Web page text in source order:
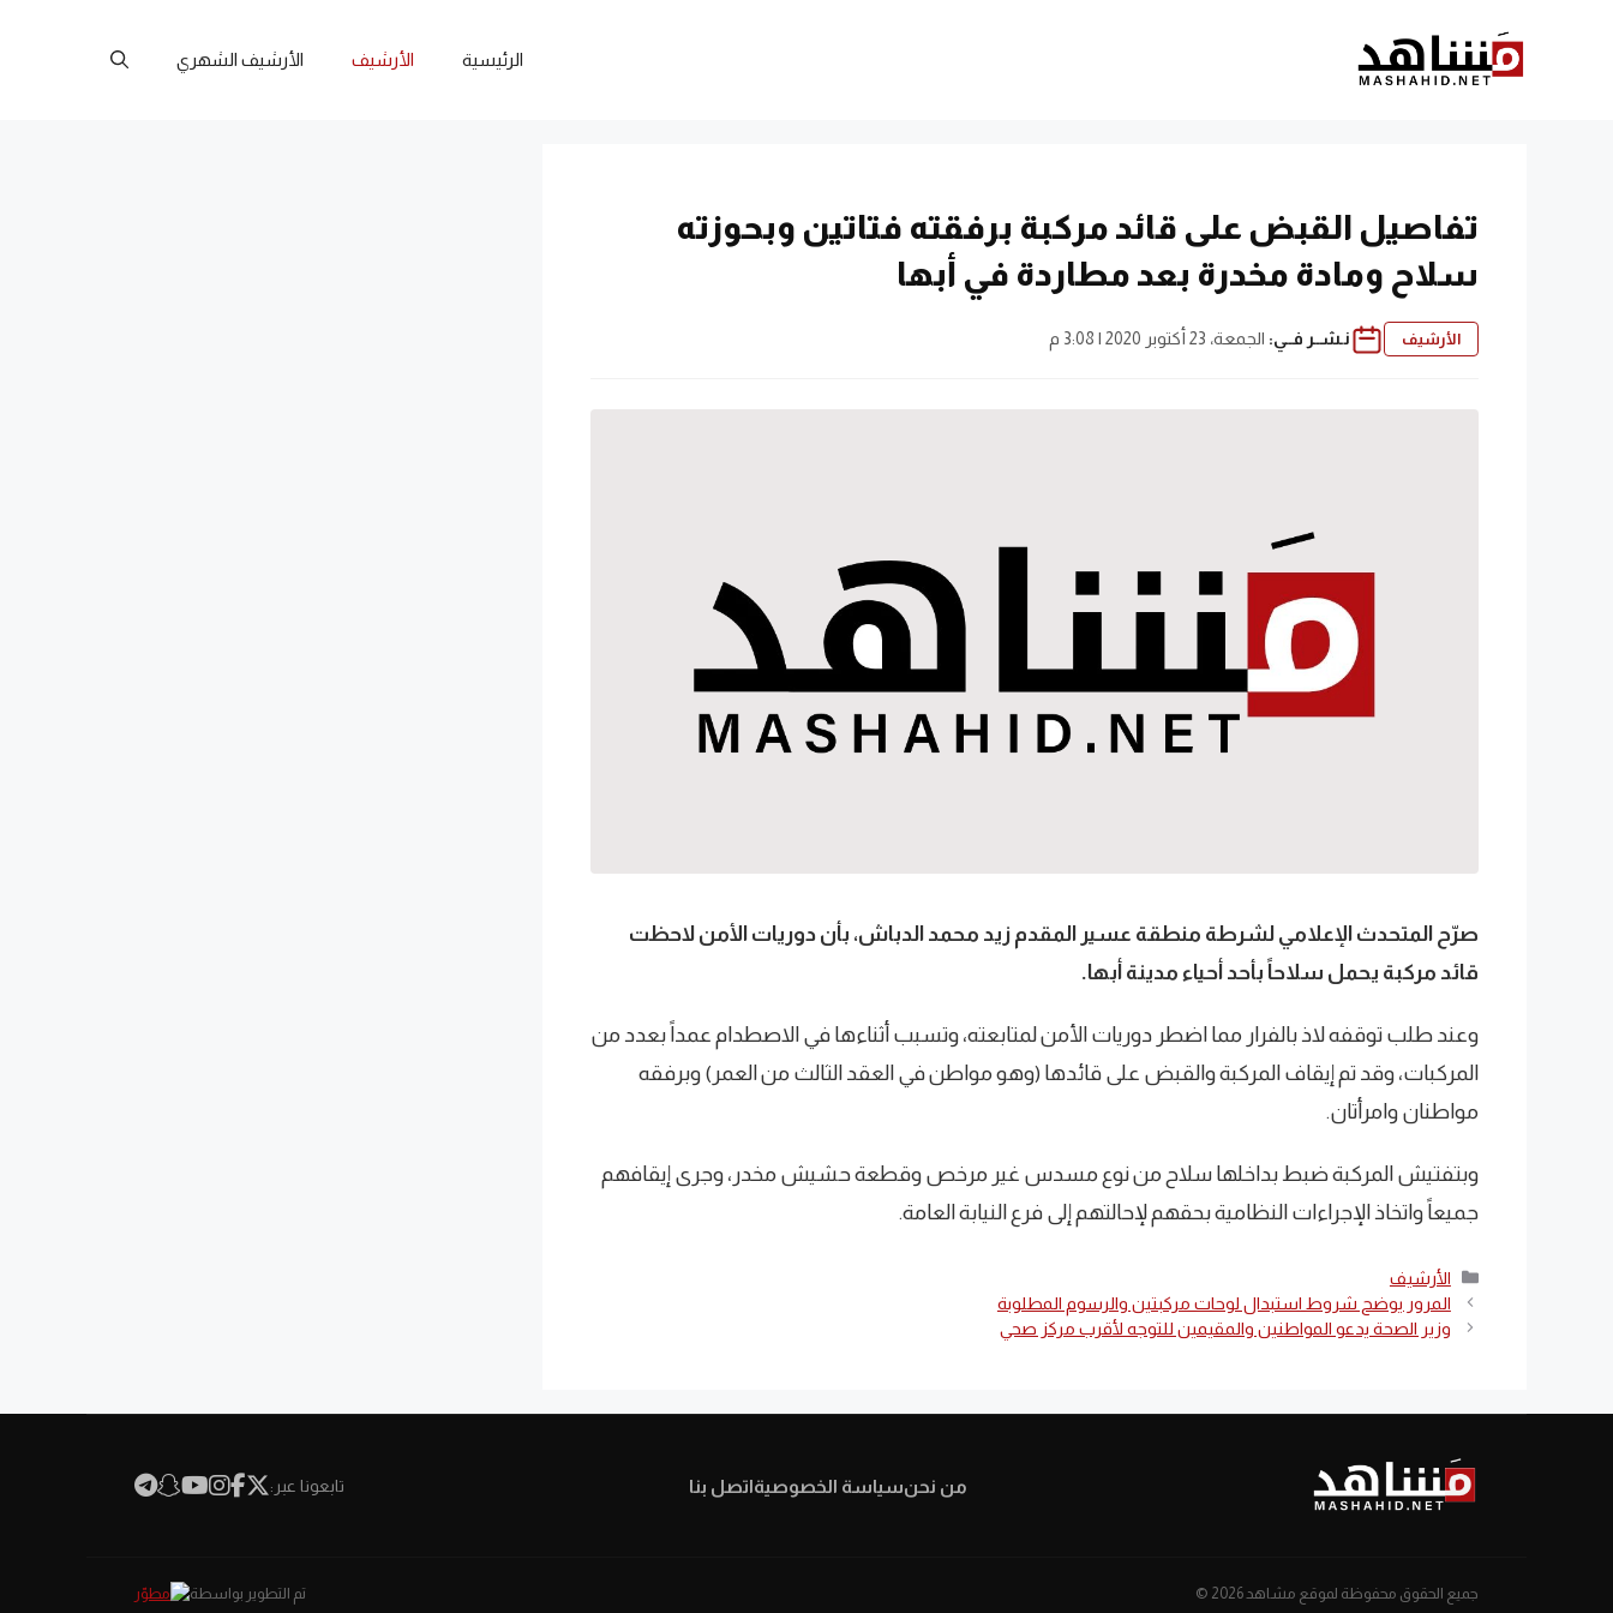
الرئيسية الأرشيف الأرشيف الشهري
تفاصيل القبض على قائد مركبة برفقته فتاتين وبحوزته
سلاح ومادة مخدرة بعد مطاردة في أبها
الأرشيف نـشــر فــي: الجمعة، 23 أكتوبر 2020 | 3:08 م
صرّح المتحدث الإعلامي لشرطة منطقة عسير المقدم زيد محمد الدباش، بأن دوريات الأمن لاحظت
قائد مركبة يحمل سلاحاً بأحد أحياء مدينة أبها.
وعند طلب توقفه لاذ بالفرار مما اضطر دوريات الأمن لمتابعته، وتسبب أثناءها في الاصطدام عمداً بعدد من
المركبات، وقد تم إيقاف المركبة والقبض على قائدها (وهو مواطن في العقد الثالث من العمر) وبرفقه
مواطنان وامرأتان.
وبتفتيش المركبة ضبط بداخلها سلاح من نوع مسدس غير مرخص وقطعة حشيش مخدر، وجرى إيقافهم
جميعاً واتخاذ الإجراءات النظامية بحقهم لإحالتهم إلى فرع النيابة العامة.
التصنيفات
الأرشيف
المرور يوضح شروط استبدال لوحات مركبتين والرسوم المطلوبة
وزير الصحة يدعو المواطنين والمقيمين للتوجه لأقرب مركز صحي
من نحنسياسة الخصوصيةاتصل بنا تابعونا عبر:
جميع الحقوق محفوظة لموقع مشاهد 2026 © تم التطوير بواسطة